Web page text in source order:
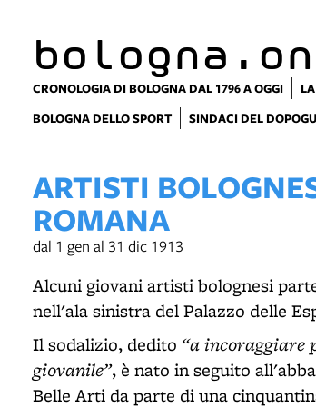
CRONOLOGIA DI BOLOGNA DAL 1796 A OGGI
BOLOGNA DELLO SPORT
SINDACI DEL
ARTISTI
ROMANA
dal 1 gen al 31 dic 1913
Alcuni giovani artisti bolognesi
nell'ala sinistra del Palazzo delle
Il sodalizio, dedito “a incoraggiare
giovanile”, è nato in seguito
Belle Arti da parte di una